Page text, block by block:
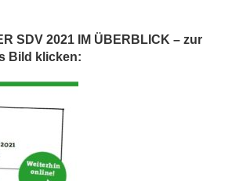
SDV 2021 IM ÜBERBLICK – zur
Bild klicken: